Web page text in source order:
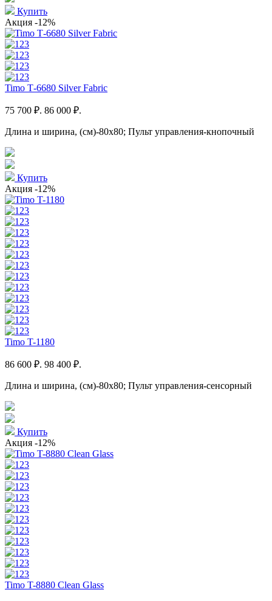
Купить
Акция -12%
Timo Т-6680 Silver Fabric
75 700 ₽. 86 000 ₽.
Длина и ширина, (см)-80x80; Пульт управления-кнопочный
Купить
Акция -12%
Timo T-1180
86 600 ₽. 98 400 ₽.
Длина и ширина, (см)-80x80; Пульт управления-сенсорный
Купить
Акция -12%
Timo T-8880 Clean Glass